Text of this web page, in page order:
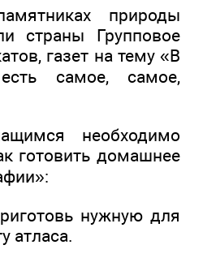
природы
страны Групповое
газет на тему «В
самое, самое,
необходимо
готовить домашнее
нужную для
атласа.